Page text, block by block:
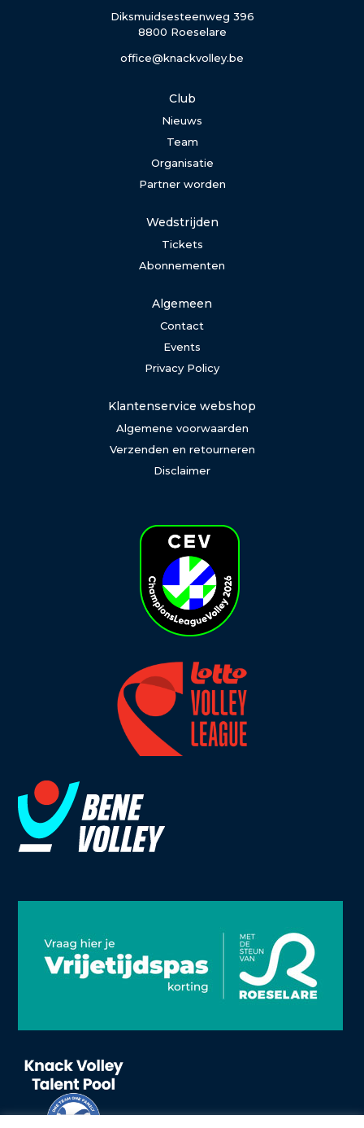
Diksmuidsesteenweg 396
8800 Roeselare
office@knackvolley.be
Club
Nieuws
Team
Organisatie
Partner worden
Wedstrijden
Tickets
Abonnementen
Algemeen
Contact
Events
Privacy Policy
Klantenservice webshop
Algemene voorwaarden
Verzenden en retourneren
Disclaimer